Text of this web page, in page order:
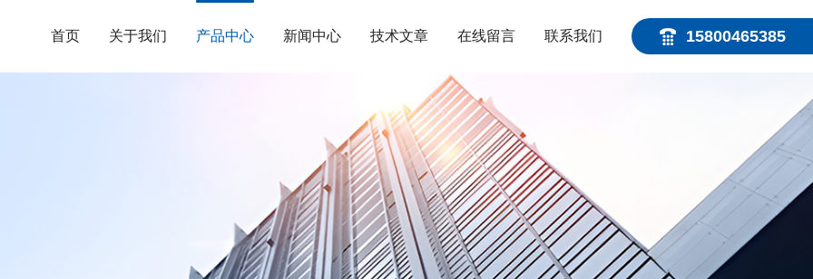
15800465385
首页 关于我们 产品中心 新闻中心 技术文章 在线留言 联系我们